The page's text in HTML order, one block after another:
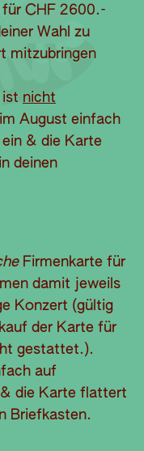
CHF 2600.-
Wahl zu
mitzubringen
ist nicht
August einfach
& die Karte
deinen
Firmenkarte für
damit jeweils
Konzert (gültig
der Karte für
gestattet.).
auf
die Karte flattert
Briefkasten.